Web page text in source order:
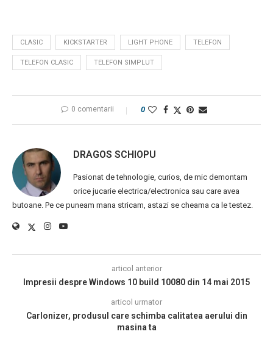
CLASIC KICKSTARTER LIGHT PHONE TELEFON
TELEFON CLASIC TELEFON SIMPLUT
0 comentarii 0
DRAGOS SCHIOPU
Pasionat de tehnologie, curios, de mic demontam
orice jucarie electrica/electronica sau care avea
butoane. Pe ce puneam mana stricam, astazi se cheama ca le testez.
articol anterior
Impresii despre Windows 10 build 10080 din 14 mai 2015
articol urmator
CarIonizer, produsul care schimba calitatea aerului din
masina ta